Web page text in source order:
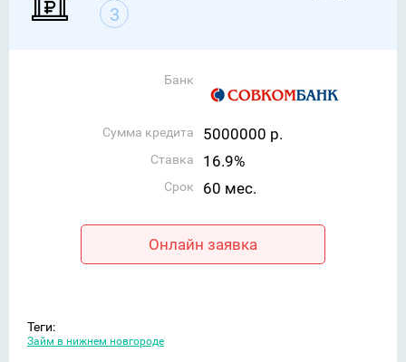
3
Банк
Сумма кредита 5000000 р.
Ставка 16.9%
Срок 60 мес.
Онлайн заявка
Теги:
Займ в нижнем новгороде